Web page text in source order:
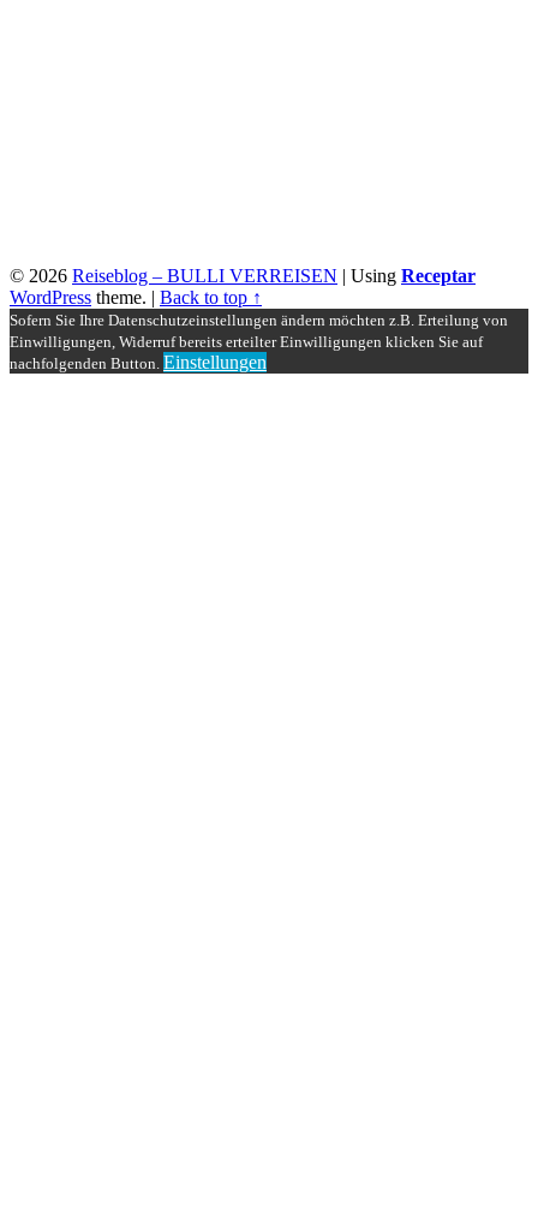
© 2026 Reiseblog – BULLI VERREISEN | Using Receptar
WordPress theme. | Back to top ↑
Sofern Sie Ihre Datenschutzeinstellungen ändern möchten z.B. Erteilung von
Einwilligungen, Widerruf bereits erteilter Einwilligungen klicken Sie auf
nachfolgenden Button. Einstellungen